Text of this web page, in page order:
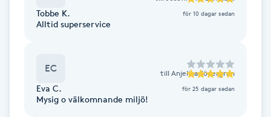
Fransk manikyr
Tobbe K. för 10 dagar sedan
Alltid superservice
EC till Anjelina Södergren
Eva C. för 25 dagar sedan
Mysig o välkomnande miljö!